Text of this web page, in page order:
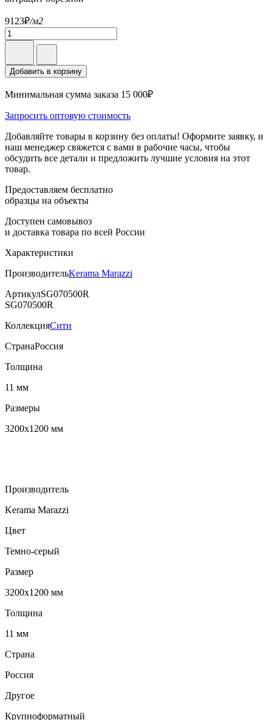
9123₽/м2
Добавить в корзину
Минимальная сумма заказа 15 000₽
Запросить оптовую стоимость
Добавляйте товары в корзину без оплаты! Оформите заявку, и
наш менеджер свяжется с вами в рабочие часы, чтобы
обсудить все детали и предложить лучшие условия на этот
товар.
Предоставляем бесплатно
образцы на объекты
Доступен самовывоз
и доставка товара по всей России
Характеристики
ПроизводительKerama Marazzi
АртикулSG070500R
SG070500R
КоллекцияСити
СтранаРоссия
Толщина
11 мм
Размеры
3200х1200 мм
Производитель
Kerama Marazzi
Цвет
Темно-серый
Размер
3200х1200 мм
Толщина
11 мм
Страна
Россия
Другое
Крупноформатный